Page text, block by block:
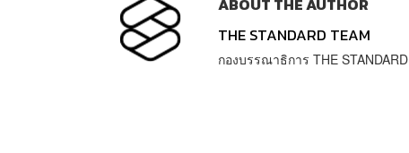
ABOUT THE AUTHOR
THE STANDARD TEAM
กองบรรณาธิการ THE STANDARD